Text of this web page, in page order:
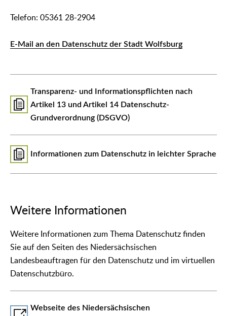
Telefon: 05361 28-2904
E-Mail an den Datenschutz der Stadt Wolfsburg
Transparenz- und Informationspflichten nach
Artikel 13 und Artikel 14 Datenschutz-
Grundverordnung (DSGVO)
Informationen zum Datenschutz in leichter Sprache
Weitere Informationen
Weitere Informationen zum Thema Datenschutz finden
Sie auf den Seiten des Niedersächsischen
Landesbeauftragen für den Datenschutz und im virtuellen
Datenschutzbüro.
Webseite des Niedersächsischen